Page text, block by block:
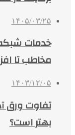
۱۴۰۵/۰۳/۲۵
مخاطب تا
۱۴۰۳/۱۲/۰۵
تفاوت ورق
بهتر است؟